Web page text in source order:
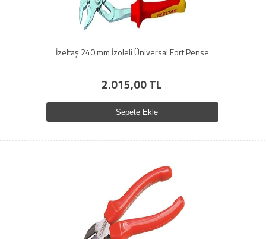
İzeltaş 240 mm İzoleli Üniversal Fort Pense
2.015,00 TL
Sepete Ekle